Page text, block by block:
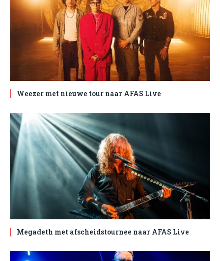
Weezer met nieuwe tour naar AFAS Live
Megadeth met afscheidstournee naar AFAS Live